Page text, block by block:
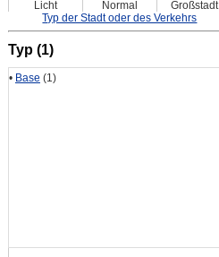
Licht Normal
Großstadt
Typ der Stadt oder des Verkehrs
Typ (1)
• Base (1)